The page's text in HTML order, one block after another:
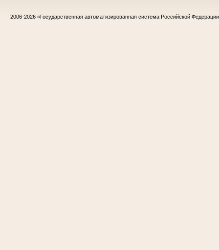
2006-2026 «Государственная автоматизированная система Российской